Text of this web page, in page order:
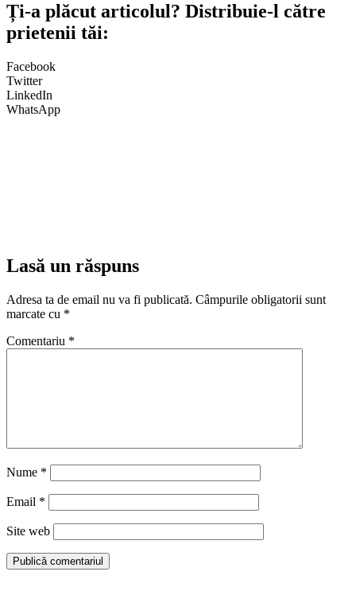
Ți-a plăcut articolul? Distribuie-l către
prietenii tăi:
Facebook
Twitter
LinkedIn
WhatsApp
Lasă un răspuns
Adresa ta de email nu va fi publicată. Câmpurile obligatorii sunt
marcate cu *
Comentariu *
Nume *
Email *
Site web